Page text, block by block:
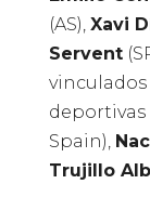
(AS), Xavi
Servent
vinculados
deportivas
Spain),
Trujillo